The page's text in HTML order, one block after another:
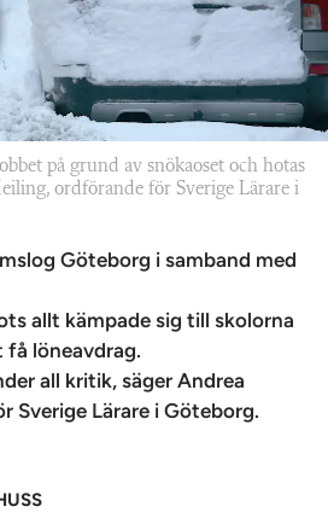
på grund av snökaoset och hotas
ordförande för Sverige Lärare i
Göteborg i samband med
allt kämpade sig till skolorna
få löneavdrag.
all kritik, säger Andrea
Sverige Lärare i Göteborg.